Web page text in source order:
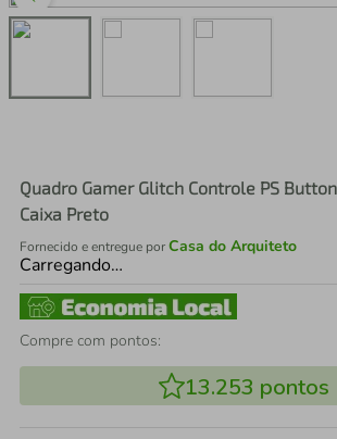
Quadro Gamer Glitch Controle PS
Caixa Preto
Fornecido e entregue porCasa do Arquiteto
Carregando…
Compre com pontos:
13.253 pontos
perfume